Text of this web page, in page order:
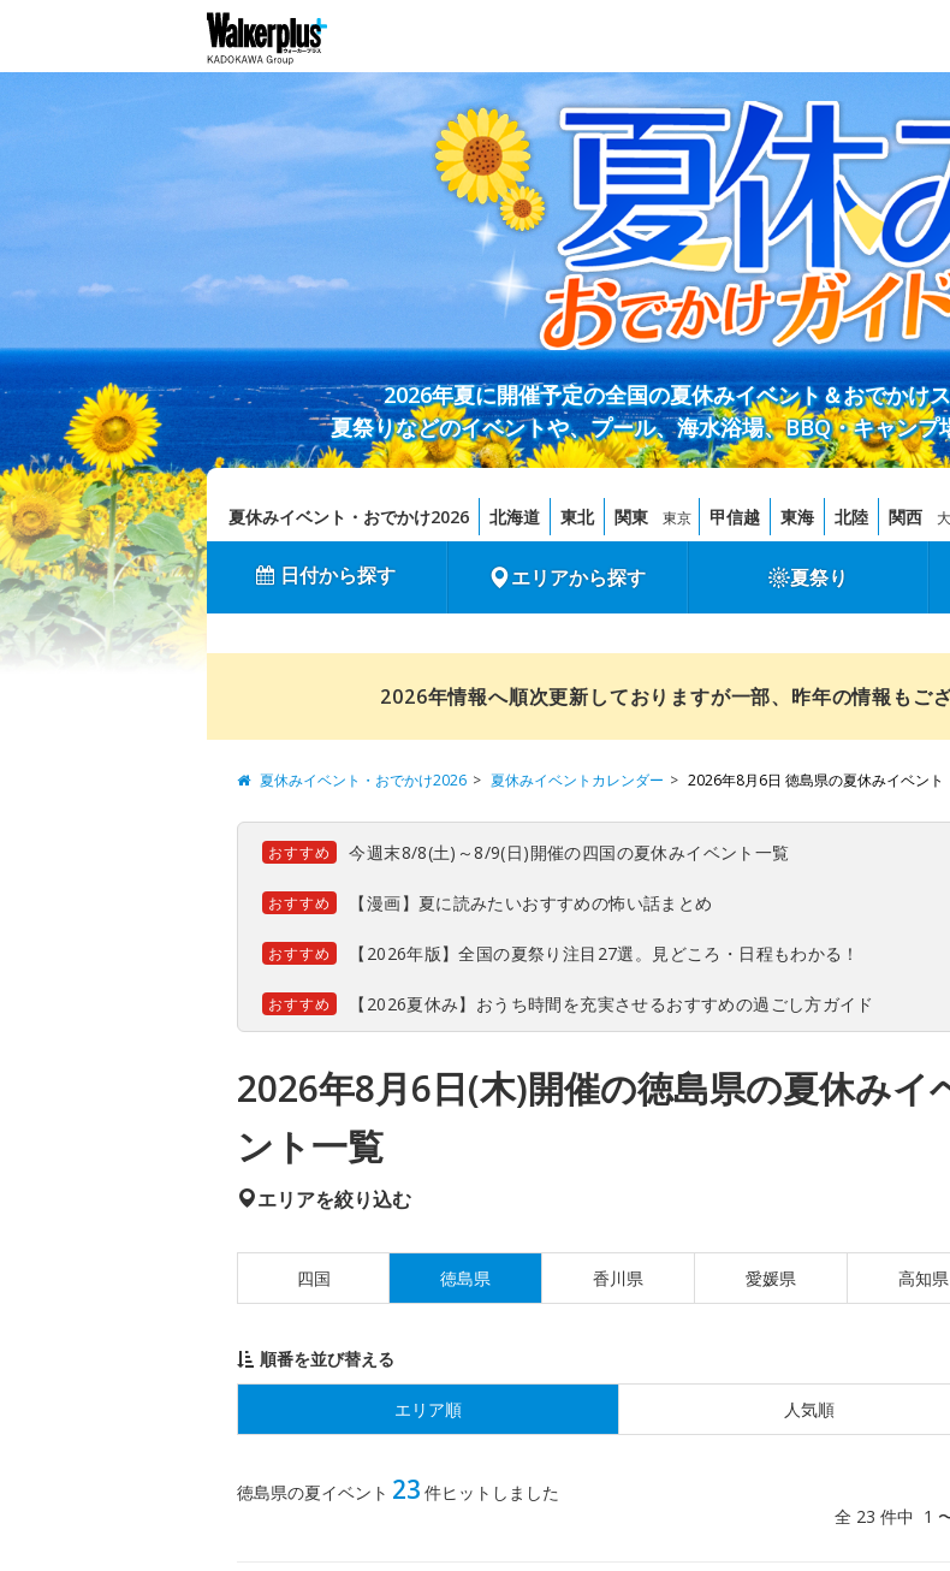
2026年夏に開催予定の全国の夏休みイベント＆おでかけ
夏祭りなどのイベントや、プール、海水浴場、BBQ・キャン
夏休みイベント・おでかけ2026 北海道 東北 関東 東京 甲信越 東海 北陸 関西
日付から探す エリアから探す 夏祭り
2026年情報へ順次更新しておりますが一部、昨年の情報もご
夏休みイベント・おでかけ2026 夏休みイベントカレンダー 2026年8月6日 徳島県の夏休みイベント
おすすめ 今週末8/8(土)～8/9(日)開催の四国の夏休みイベント一覧
おすすめ 【漫画】夏に読みたいおすすめの怖い話まとめ
おすすめ 【2026年版】全国の夏祭り注目27選。見どころ・日程もわかる！
おすすめ 【2026夏休み】おうち時間を充実させるおすすめの過ごし方ガイド
2026年8月6日(木)開催の徳島県の夏休みイ
ント一覧
エリアを絞り込む
四国 徳島県 香川県 愛媛県 高知県
順番を並び替える
エリア順 人気順
徳島県の夏イベント 23 件ヒットしました
全 23 件中 1